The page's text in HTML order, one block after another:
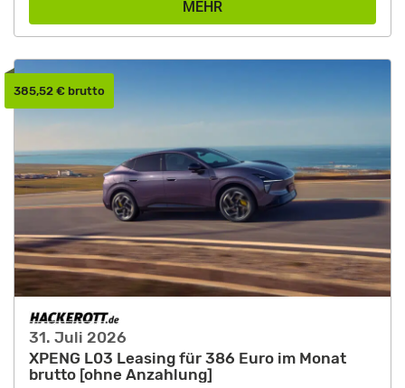
MEHR
31. Juli 2026
XPENG L03 Leasing für 386 Euro im Monat
brutto [ohne Anzahlung]
385,52 € brutto